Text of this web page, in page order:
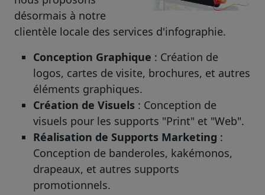
désormais à notre
clientèle locale des services d'infographie.
Conception Graphique : Création de
logos, cartes de visite, brochures, et autres
éléments graphiques.
Création de Visuels : Conception de
visuels pour les supports "Print" et "Web".
Réalisation de Supports Marketing :
Conception de banderoles, kakémonos,
drapeaux, et autres supports
promotionnels.